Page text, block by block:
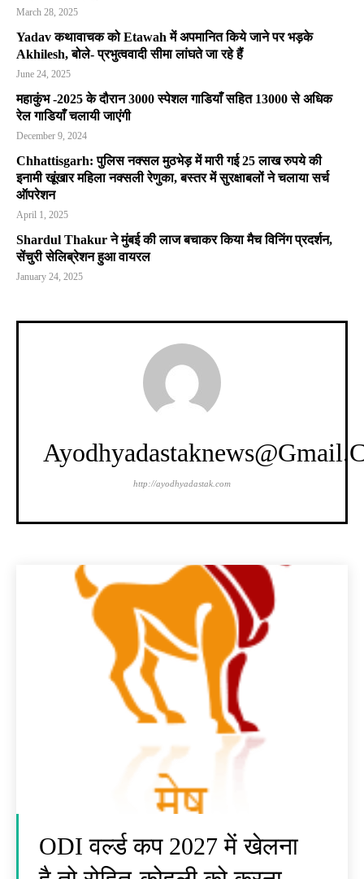
March 28, 2025
Yadav कथावाचक को Etawah में अपमानित किये जाने पर भड़के
Akhilesh, बोले- प्रभुत्ववादी सीमा लांघते जा रहे हैं
June 24, 2025
महाकुंभ -2025 के दौरान 3000 स्पेशल गाडियाँ सहित 13000 से अधिक
रेल गाडियाँ चलायी जाएंगी
December 9, 2024
Chhattisgarh: पुलिस नक्सल मुठभेड़ में मारी गई 25 लाख रुपये की
इनामी खूंखार महिला नक्सली रेणुका, बस्तर में सुरक्षाबलों ने चलाया सर्च
ऑपरेशन
April 1, 2025
Shardul Thakur ने मुंबई की लाज बचाकर किया मैच विनिंग प्रदर्शन,
सेंचुरी सेलिब्रेशन हुआ वायरल
January 24, 2025
http://ayodhyadastak.com
ODI वर्ल्ड कप 2027 में खेलना